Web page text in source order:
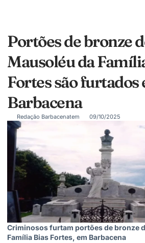
Portões de bronze
Mausoléu da
Fortes são furtados
Barbacena
Redação Barbacenatem 09/10/2025
Criminosos furtam portões de bronze
Família Bias Fortes, em Barbacena